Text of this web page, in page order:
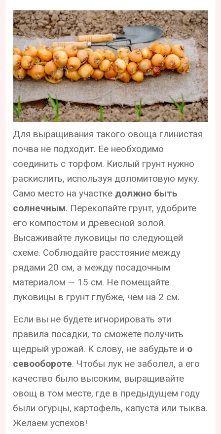
Для выращивания такого овоща глинистая
почва не подходит. Ее необходимо
соединить с торфом. Кислый грунт нужно
раскислить, используя доломитовую муку.
Само место на участке должно быть
солнечным. Перекопайте грунт, удобрите
его компостом и древесной золой.
Высаживайте луковицы по следующей
схеме. Соблюдайте расстояние между
рядами 20 см, а между посадочным
материалом — 15 см. Не помещайте
луковицы в грунт глубже, чем на 2 см.
Если вы не будете игнорировать эти
правила посадки, то сможете получить
щедрый урожай. К слову, не забудьте и о
севообороте. Чтобы лук не заболел, а его
качество было высоким, выращивайте
овощ в том месте, где в предыдущем году
были огурцы, картофель, капуста или тыква.
Желаем успехов!